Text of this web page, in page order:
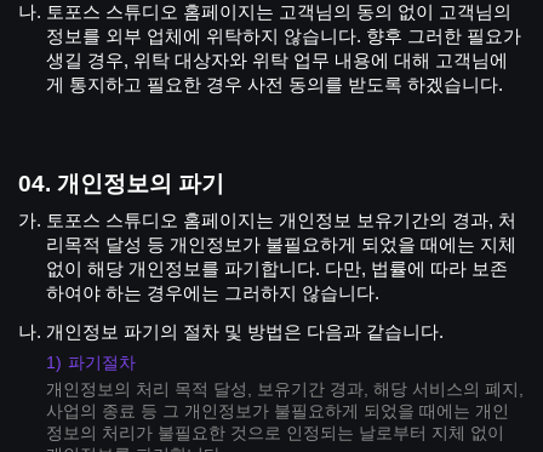
토포스 스튜디오 홈페이지는 고객님의 동의 없이 고객님의
정보를 외부 업체에 위탁하지 않습니다. 향후 그러한 필요가
생길 경우, 위탁 대상자와 위탁 업무 내용에 대해 고객님에
게 통지하고 필요한 경우 사전 동의를 받도록 하겠습니다.
개인정보의 파기
토포스 스튜디오 홈페이지는 개인정보 보유기간의 경과, 처
리목적 달성 등 개인정보가 불필요하게 되었을 때에는 지체
없이 해당 개인정보를 파기합니다. 다만, 법률에 따라 보존
하여야 하는 경우에는 그러하지 않습니다.
개인정보 파기의 절차 및 방법은 다음과 같습니다.
파기절차
개인정보의 처리 목적 달성, 보유기간 경과, 해당 서비스의 폐지,
사업의 종료 등 그 개인정보가 불필요하게 되었을 때에는 개인
정보의 처리가 불필요한 것으로 인정되는 날로부터 지체 없이